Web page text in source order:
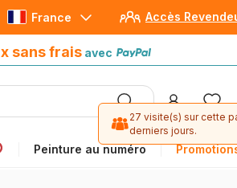
Accès
France
sans frais avec
Peinture au numéro
avec Paypal
27 visite(s) sur cette
derniers jours.